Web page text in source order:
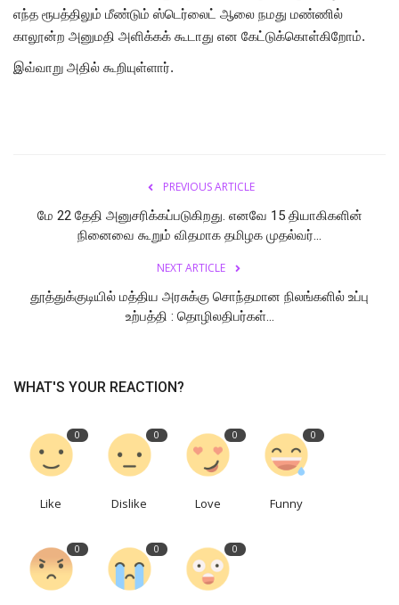
எந்த ரூபத்திலும் மீண்டும் ஸ்டெர்லைட் ஆலை நமது மண்ணில்
காலூன்ற அனுமதி அளிக்கக் கூடாது என கேட்டுக்கொள்கிறோம்.
இவ்வாறு அதில் கூறியுள்ளார்.
PREVIOUS ARTICLE
மே 22 தேதி அனுசரிக்கப்படுகிறது. எனவே 15 தியாகிகளின்
நினைவை கூறும் விதமாக தமிழக முதல்வர்...
NEXT ARTICLE
தூத்துக்குடியில் மத்திய அரசுக்கு சொந்தமான நிலங்களில் உப்பு
உற்பத்தி : தொழிலதிபர்கள்...
WHAT'S YOUR REACTION?
0
Like
0
Dislike
0
Love
0
Funny
0 0 0